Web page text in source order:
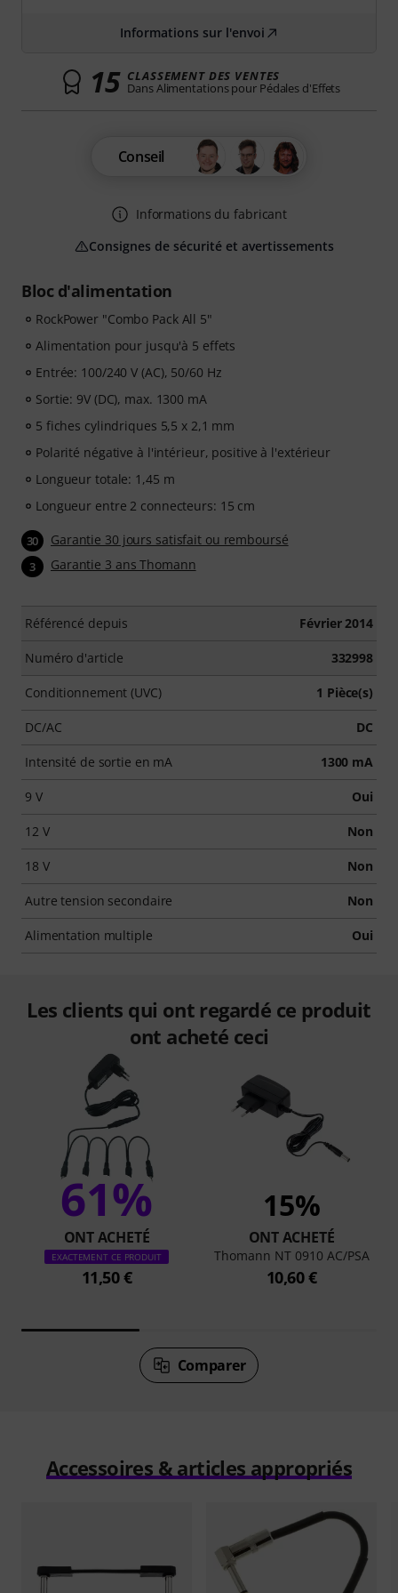
Bloc d'alimentation
RockPower "Combo Pack All 5"
Alimentation pour jusqu'à 5 effets
Entrée: 100/240 V (AC), 50/60 Hz
Sortie: 9V (DC), max. 1300 mA
5 fiches cylindriques 5,5 x 2,1 mm
Polarité négative à l'intérieur, positive à l'extérieur
Longueur totale: 1,45 m
Longueur entre 2 connecteurs: 15 cm
30 Garantie 30 jours satisfait ou remboursé
3 Garantie 3 ans Thomann
Référencé depuis Février 2014
Numéro d'article 332998
Conditionnement (UVC) 1 Pièce(s)
DC/AC DC
Intensité de sortie en mA 1300 mA
9 V Oui
12 V Non
18 V Non
Autre tension secondaire Non
Alimentation multiple Oui
Informations sur l'envoi
15 CLASSEMENT DES VENTES
Dans Alimentations pour Pédales d'Effets
Conseil
Informations du fabricant
Consignes de sécurité et avertissements
Les clients qui ont regardé ce produit
ont acheté ceci
61%
ONT ACHETÉ
EXACTEMENT CE PRODUIT
11,50 €
15%
ONT ACHETÉ
Thomann NT 0910 AC/PSA
10,60 €
Comparer
Accessoires & articles appropriés